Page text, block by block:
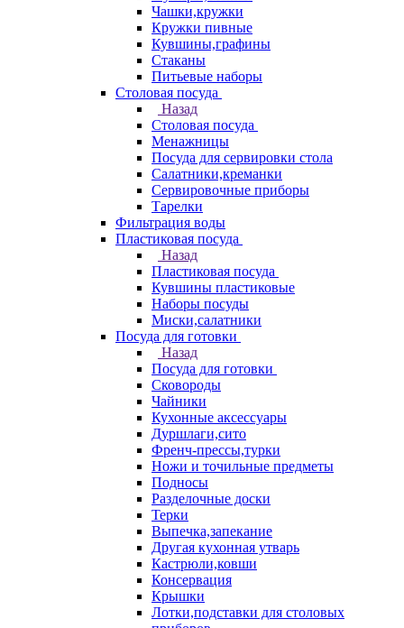
Чашки,кружки
Кружки пивные
Кувшины,графины
Стаканы
Питьевые наборы
Столовая посуда
Назад
Столовая посуда
Менажницы
Посуда для сервировки стола
Салатники,креманки
Сервировочные приборы
Тарелки
Фильтрация воды
Пластиковая посуда
Назад
Пластиковая посуда
Кувшины пластиковые
Наборы посуды
Миски,салатники
Посуда для готовки
Назад
Посуда для готовки
Сковороды
Чайники
Кухонные аксессуары
Дуршлаги,сито
Френч-прессы,турки
Ножи и точильные предметы
Подносы
Разделочные доски
Терки
Выпечка,запекание
Другая кухонная утварь
Кастрюли,ковши
Консервация
Крышки
Лотки,подставки для столовых